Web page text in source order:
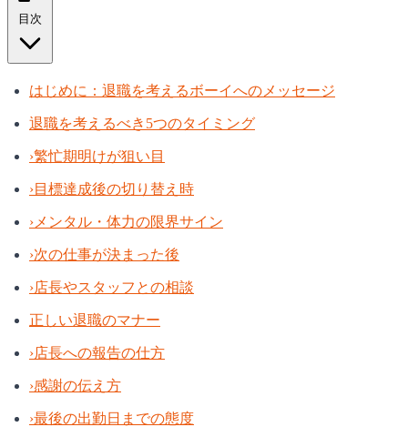
目次
はじめに：退職を考えるボーイへのメッセージ
退職を考えるべき5つのタイミング
›繁忙期明けが狙い目
›目標達成後の切り替え時
› メンタル・体力の限界サイン
›次の仕事が決まった後
›店長やスタッフとの相談
正しい退職のマナー
›店長への報告の仕方
›感謝の伝え方
›最後の出勤日までの態度